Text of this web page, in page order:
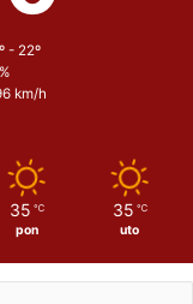
- 22º
km/h
35 ℃
pon
35 ℃
uto